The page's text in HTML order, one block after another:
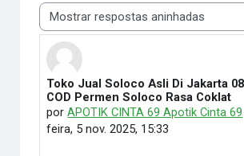
Modo de visualização
Toko Jual Soloco Asli Di Jakarta
COD Permen Soloco Rasa Coklat
porAPOTIK CINTA 69 Apotik Cinta 69
feira, 5 nov. 2025, 15:33
Número de respostas: 0